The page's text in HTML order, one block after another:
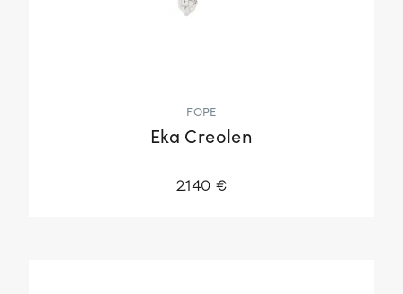
FOPE
Eka Creolen
2.140 €